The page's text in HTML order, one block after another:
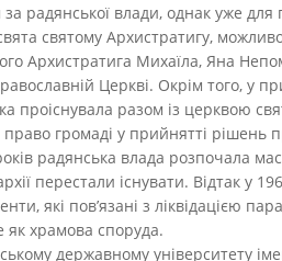
радянської влади, однак уже для
святому Архистратигу,
Архистратига Михаїла, Яна
Церкві. Окрім того, у
проіснувала разом із церквою
громаді у прийнятті рішень
радянська влада розпочала
перестали існувати. Відтак у
які пов’язані з ліквідацією
як храмова споруда.
державному університету